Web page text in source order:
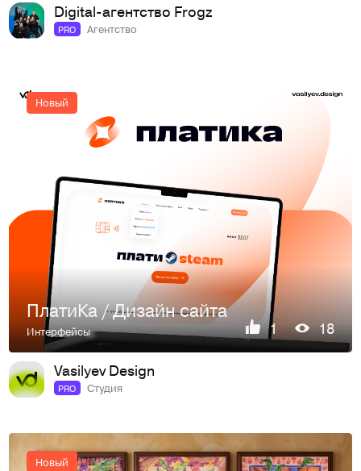
Digital-агентство Frogz
PRO Агентство
Новый
ПлатиКа / Дизайн сайта
Интерфейсы 1 18
Vasilyev Design
PRO Студия
Новый